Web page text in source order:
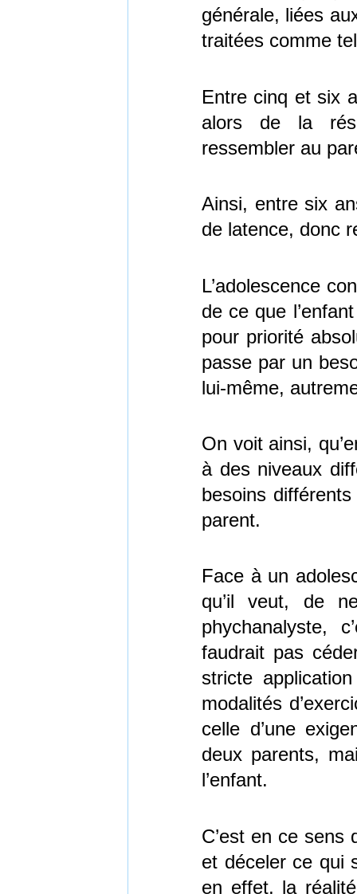
générale, liées
traitées comme
Entre cinq et six
alors de la
ressembler au
Ainsi, entre six
de latence, donc
L’adolescence
de ce que
pour priorité
passe par un
lui-même,
On voit ainsi,
à des niveaux
besoins
parent.
Face à un
qu’il veut, de
phychanalyste,
faudrait pas
stricte
modalités
celle d’une
deux parents,
l’enfant.
C’est en ce sens
et déceler ce qui
en effet, la